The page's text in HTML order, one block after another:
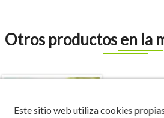
Otros productos en la
Este sitio web utiliza cookies